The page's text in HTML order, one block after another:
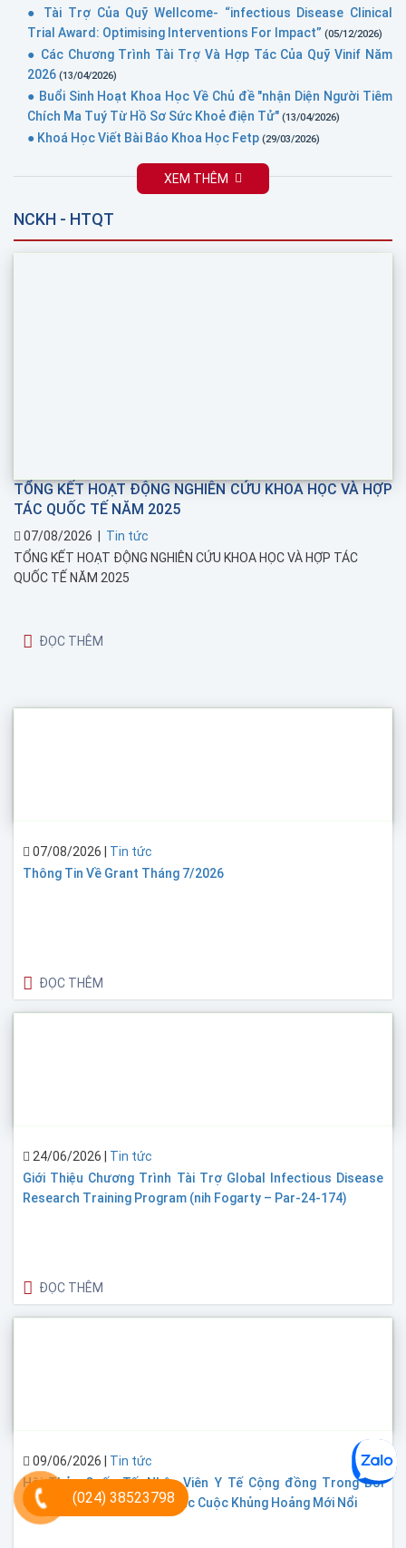
● Tài Trợ Của Quỹ Wellcome- “infectious Disease Clinical
Trial Award: Optimising Interventions For Impact” (05/12/2026)
● Các Chương Trình Tài Trợ Và Hợp Tác Của Quỹ Vinif Năm
2026 (13/04/2026)
● Buổi Sinh Hoạt Khoa Học Về Chủ đề "nhận Diện Người Tiêm
Chích Ma Tuý Từ Hồ Sơ Sức Khoẻ điện Tử" (13/04/2026)
● Khoá Học Viết Bài Báo Khoa Học Fetp (29/03/2026)
XEM THÊM
NCKH - HTQT
TỔNG KẾT HOẠT ĐỘNG NGHIÊN CỨU KHOA HỌC VÀ HỢP
TÁC QUỐC TẾ NĂM 2025
07/08/2026
Tin tức
TỔNG KẾT HOẠT ĐỘNG NGHIÊN CỨU KHOA HỌC VÀ HỢP TÁC
QUỐC TẾ NĂM 2025
ĐỌC THÊM
07/08/2026
Tin tức
Thông Tin Về Grant Tháng 7/2026
ĐỌC THÊM
24/06/2026
Tin tức
Giới Thiệu Chương Trình Tài Trợ Global Infectious Disease
Research Training Program (nih Fogarty – Par-24-174)
ĐỌC THÊM
09/06/2026
Tin tức
Hội Thảo Quốc Tế: Nhân Viên Y Tế Cộng đồng Trong Bối
Cảnh Biến đổi Khí Hậu Và Các Cuộc Khủng Hoảng Mới Nổi
(024) 38523798